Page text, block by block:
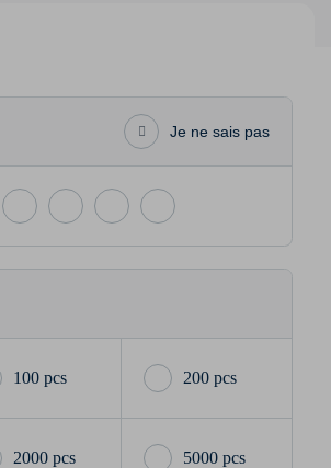
Je ne sais pas
100 pcs 200 pcs
2000 pcs 5000 pcs